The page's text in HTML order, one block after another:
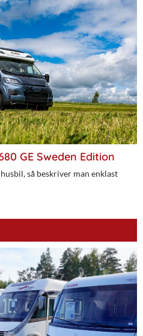
GE Sweden Edition
så beskriver man enklast